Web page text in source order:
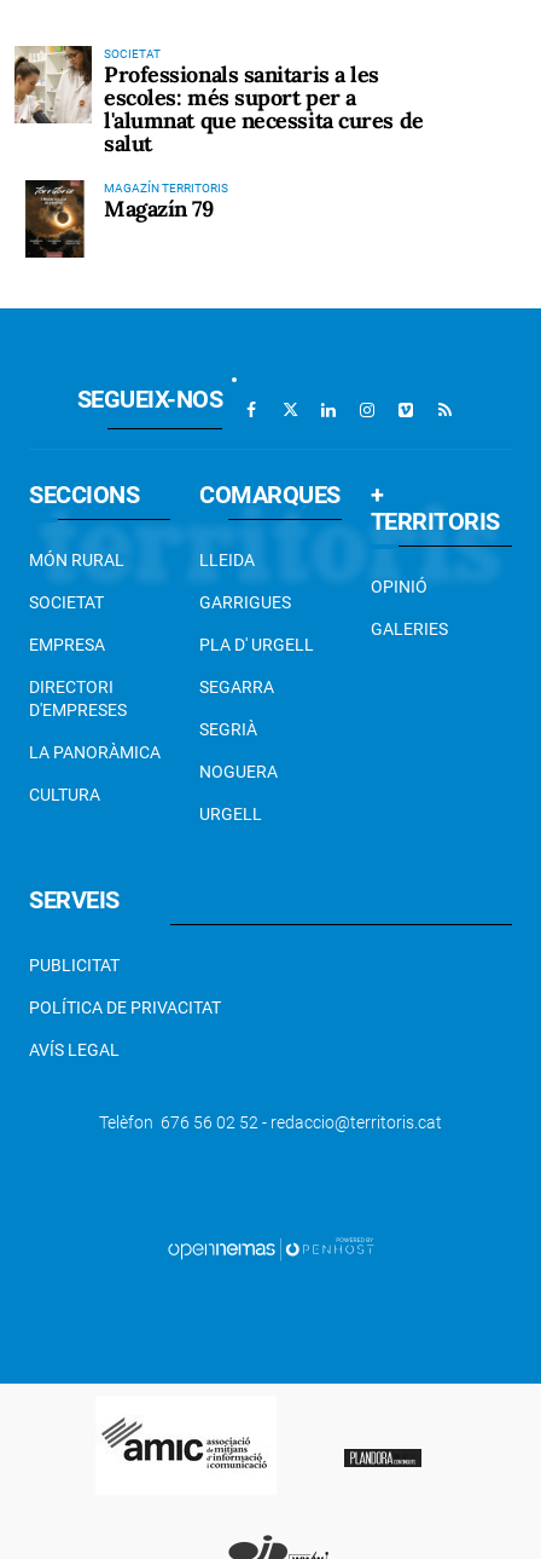
SOCIETAT
Professionals sanitaris a les
escoles: més suport per a
l'alumnat que necessita cures de
salut
MAGAZÍN TERRITORIS
Magazín 79
SEGUEIX-NOS
SECCIONS
MÓN RURAL
SOCIETAT
EMPRESA
DIRECTORI
D'EMPRESES
LA PANORÀMICA
CULTURA
COMARQUES
LLEIDA
GARRIGUES
PLA D' URGELL
SEGARRA
SEGRIÀ
NOGUERA
URGELL
+
TERRITORIS
OPINIÓ
GALERIES
SERVEIS
PUBLICITAT
POLÍTICA DE PRIVACITAT
AVÍS LEGAL
Telèfon 676 56 02 52 - redaccio@territoris.cat